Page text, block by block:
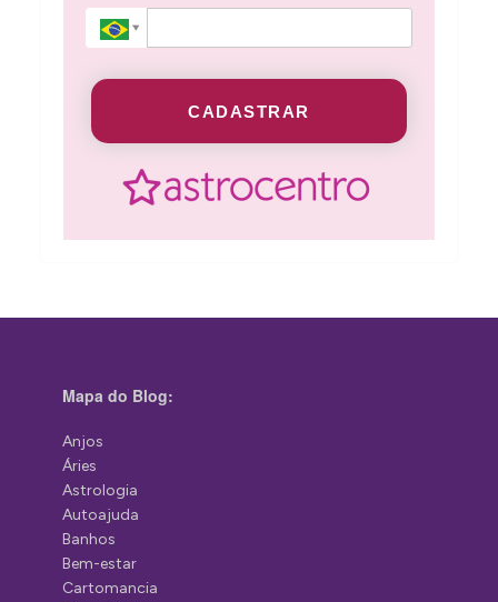
CADASTRAR
Mapa do Blog:
Anjos
Áries
Astrologia
Autoajuda
Banhos
Bem-estar
Cartomancia